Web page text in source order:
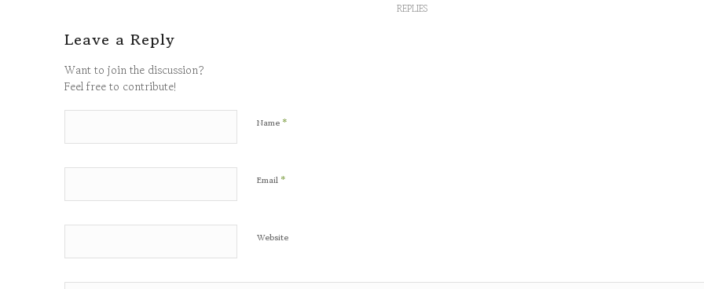
REPLIES
Leave a Reply
Want to join the discussion?
Feel free to contribute!
Name *
Email *
Website